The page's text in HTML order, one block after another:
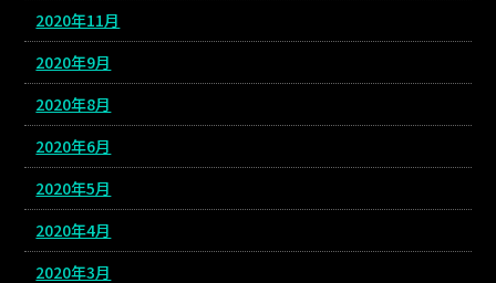
2020年11月
2020年9月
2020年8月
2020年6月
2020年5月
2020年4月
2020年3月